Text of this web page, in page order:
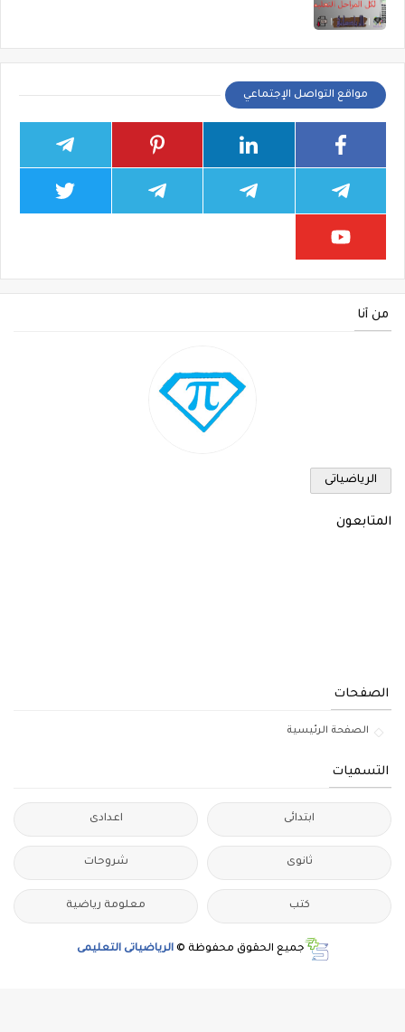
مواقع التواصل الإجتماعي
من أنا
الرياضياتى
المتابعون
الصفحات
الصفحة الرئيسية
التسميات
ابتدائى اعدادى
ثانوى شروحات
كتب معلومة رياضية
جميع الحقوق محفوظة © الرياضياتى التعليمى